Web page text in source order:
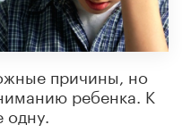
причины, но
ребенка. К